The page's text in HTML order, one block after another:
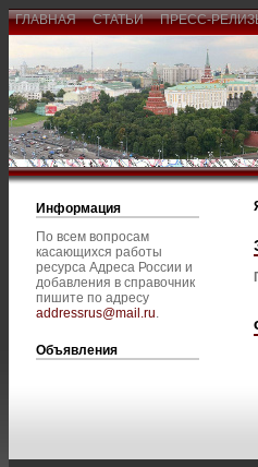
ГЛАВНАЯ СТАТЬИ ПРЕСС-
Информация
По всем вопросам
касающихся работы
ресурса Адреса России и
добавления в справочник
пишите по адресу
addressrus@mail.ru.
Объявления